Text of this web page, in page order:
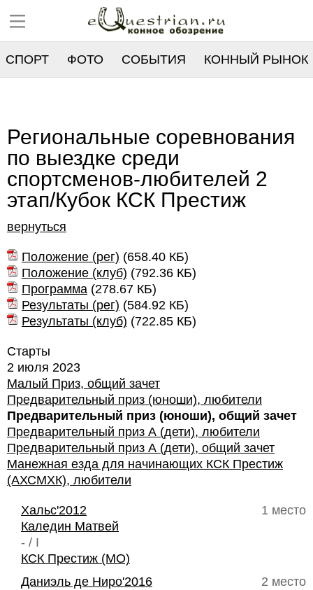
СПОРТ ФОТО СОБЫТИЯ КОННЫЙ РЫНОК
Региональные соревнования
по выездке среди
спортсменов-любителей 2
этап/Кубок КСК Престиж
вернуться
Положение (рег) (658.40 КБ)
Положение (клуб) (792.36 КБ)
Программа (278.67 КБ)
Результаты (рег) (584.92 КБ)
Результаты (клуб) (722.85 КБ)
Старты
2 июля 2023
Малый Приз, общий зачет
Предварительный приз (юноши), любители
Предварительный приз (юноши), общий зачет
Предварительный приз А (дети), любители
Предварительный приз А (дети), общий зачет
Манежная езда для начинающих КСК Престиж
(АХСМХК), любители
1 место
Хальс'2012
Каледин Матвей
- / I
КСК Престиж (МО)
2 место
Даниэль де Ниро'2016